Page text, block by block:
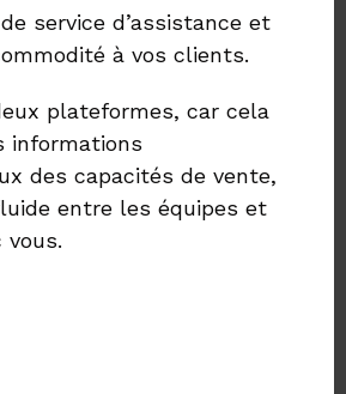
service d’assistance et
à vos clients.
plateformes, car cela
informations
des capacités de vente,
entre les équipes et